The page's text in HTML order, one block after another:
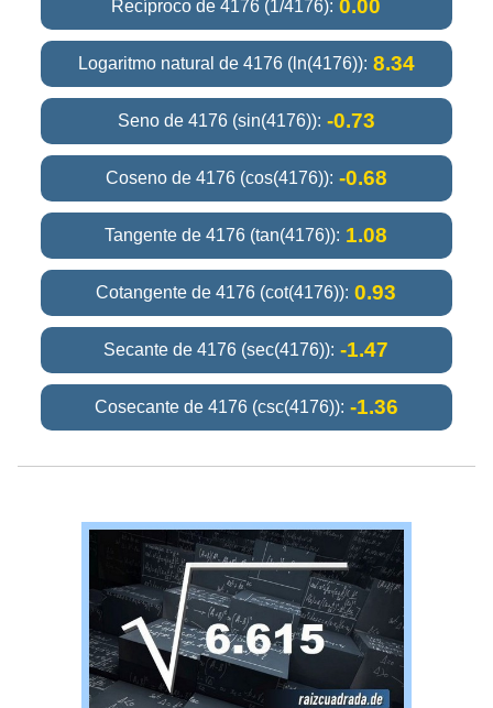
Recíproco de 4176 (1/4176): 0.00
Logaritmo natural de 4176 (ln(4176)): 8.34
Seno de 4176 (sin(4176)): -0.73
Coseno de 4176 (cos(4176)): -0.68
Tangente de 4176 (tan(4176)): 1.08
Cotangente de 4176 (cot(4176)): 0.93
Secante de 4176 (sec(4176)): -1.47
Cosecante de 4176 (csc(4176)): -1.36